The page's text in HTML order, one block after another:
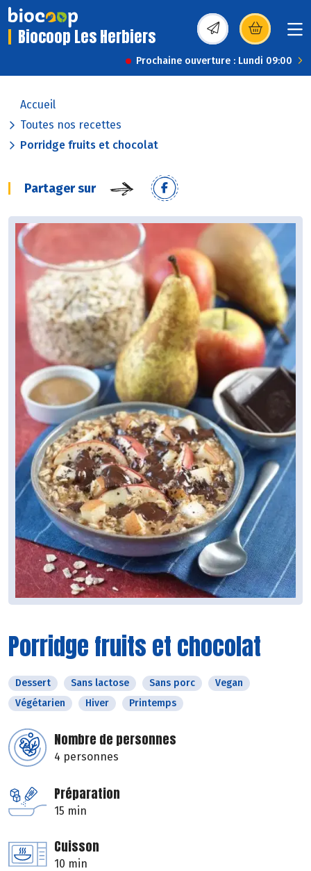
Biocoop Les Herbiers (s’ouvre dans une
Prochaine ouverture : Lundi 09:00
Accueil
Toutes nos recettes
Porridge fruits et chocolat
Partager sur
Porridge fruits et chocolat
Dessert Sans lactose Sans porc
Vegan
Végétarien
Hiver Printemps
Nombre de personnes
4 personnes
Préparation
15 min
Cuisson
10 min